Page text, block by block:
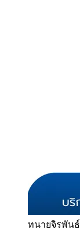
ทนายจิรพันธ์